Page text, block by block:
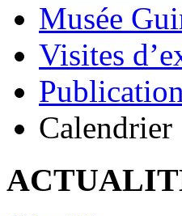
Musée
Visites
Calendrier